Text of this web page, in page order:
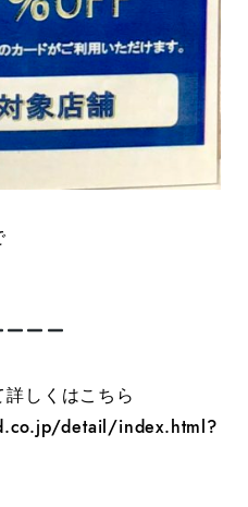
詳しくはこちら
detail/index.html?